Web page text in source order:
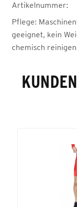
Artikelnummer:
Pflege:
geeignet, kein
chemisch